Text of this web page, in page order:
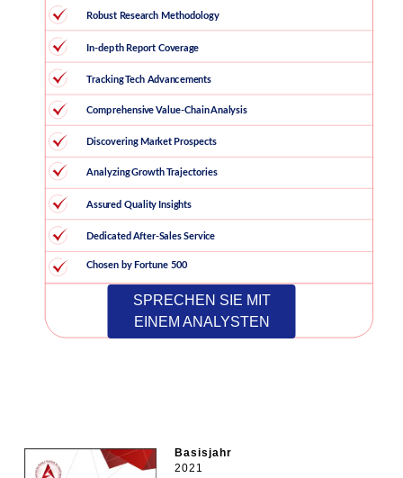
SPRECHEN SIE MIT
EINEM ANALYSTEN
Basisjahr
2021